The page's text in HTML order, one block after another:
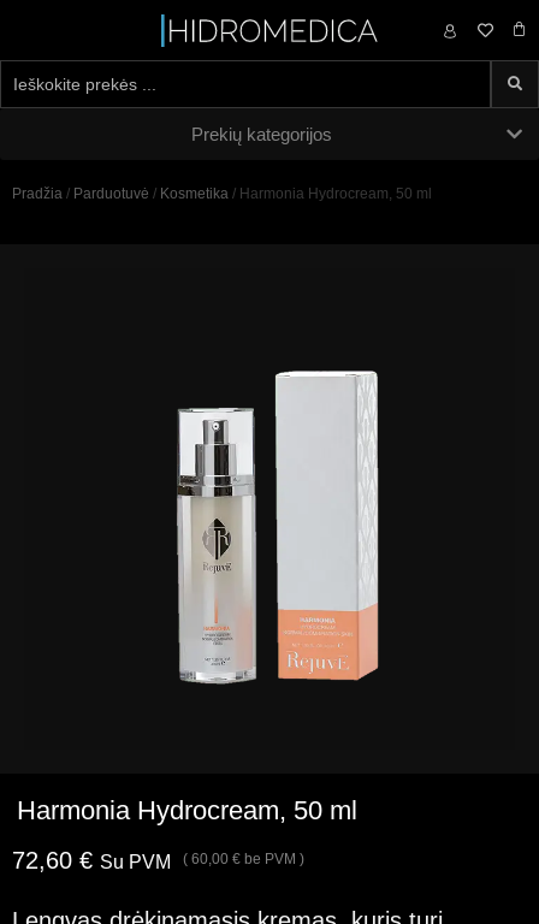
0,00 €
Prekių kategorijos
Pradžia / Parduotuvė / Kosmetika / Harmonia Hydrocream, 50 ml
Harmonia Hydrocream, 50 ml
72,60 € Su PVM ( 60,00 € be PVM )